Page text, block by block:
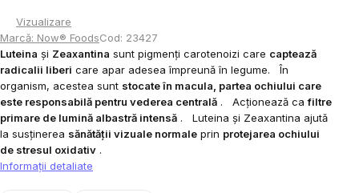
Vizualizare
Marcă: Now® FoodsCod: 23427
Luteina și Zeaxantina sunt pigmenți carotenoizi care captează
radicalii liberi care apar adesea împreună în legume.
În
organism, acestea sunt stocate în macula, partea ochiului care
este responsabilă pentru vederea centrală . Acţionează cafiltre
primare de lumină albastră intensă .
Luteina și Zeaxantina ajută
la susținerea sănătății vizuale normale prin protejarea ochiului
de stresul oxidativ .
Informaţii detaliate